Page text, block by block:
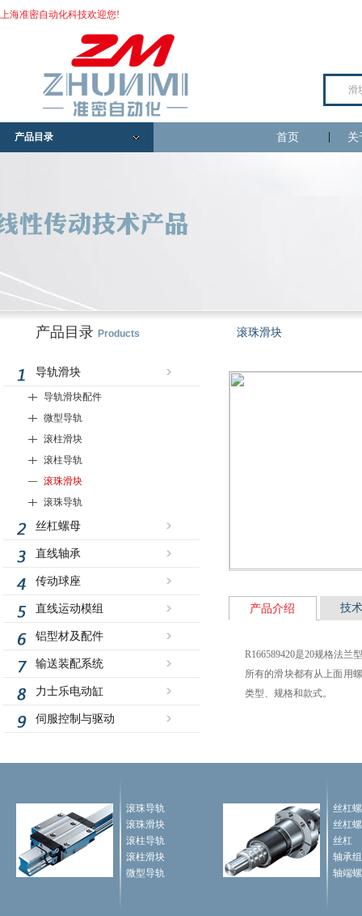
上海准密自动化科技欢迎您!
产品目录 首页 关
产品目录 Products
导轨滑块
导轨滑块配件
微型导轨
滚柱滑块
滚柱导轨
滚珠滑块
滚珠导轨
丝杠螺母
直线轴承
传动球座
直线运动模组
铝型材及配件
输送装配系统
力士乐电动缸
伺服控制与驱动
滚珠滑块
产品介绍 技
R166589420是20规格法
所有的滑块都有从上面用
类型、规格和款式。
滚珠导轨
滚珠滑块
滚柱导轨
滚柱滑块
微型导轨
丝杠
丝杠
丝杠
轴承
轴端